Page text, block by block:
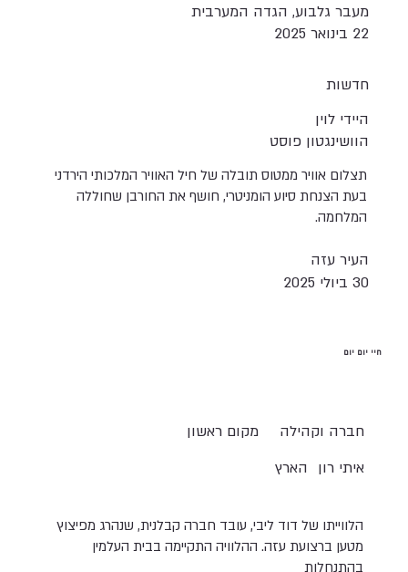
מעבר גלבוע, הגדה המערבית
22 בינואר 2025
חדשות
היידי לוין
הוושינגטון פוסט
תצלום אוויר ממטוס תובלה של חיל האוויר המלכותי הירדני
בעת הצנחת סיוע הומניטרי, חושף את החורבן שחוללה
המלחמה.
העיר עזה
30 ביולי 2025
חיי יום יום
מקום ראשון
חברה וקהילה
הארץ איתי רון
הלווייתו של דוד ליבי, עובד חברה קבלנית, שנהרג מפיצוץ
מטען ברצועת עזה. ההלוויה התקיימה בבית העלמין
בהתנחלות